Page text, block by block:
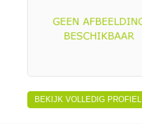
BEKIJK VOLLEDIG PROFIEL